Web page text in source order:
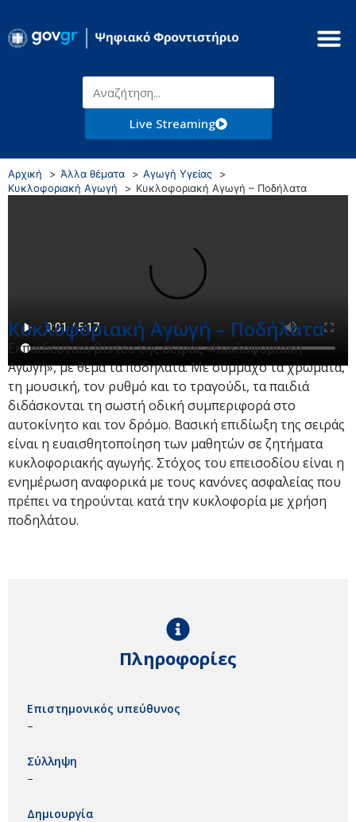
Live Streaming
Αρχική Άλλα θέματα
Αγωγή Υγείας
Κυκλοφοριακή Αγωγή
Κυκλοφοριακή Αγωγή – Ποδήλατα
Κυκλοφοριακή Αγωγή – Ποδήλατα
Εκπαιδευτικό βίντεο της σειράς «Κυκλοφοριακή
Αγωγή», με θέμα τα ποδήλατα. Με σύμμαχο τα χρώματα,
τη μουσική, τον ρυθμό και το τραγούδι, τα παιδιά
διδάσκονται τη σωστή οδική συμπεριφορά στο
αυτοκίνητο και τον δρόμο. Βασική επιδίωξη της σειράς
είναι η ευαισθητοποίηση των μαθητών σε ζητήματα
κυκλοφοριακής αγωγής. Στόχος του επεισοδίου είναι η
ενημέρωση αναφορικά με τους κανόνες ασφαλείας που
πρέπει να τηρούνται κατά την κυκλοφορία με χρήση
ποδηλάτου.
Πληροφορίες
Επιστημονικός υπεύθυνος
–
Σύλληψη
–
Δημιουργία